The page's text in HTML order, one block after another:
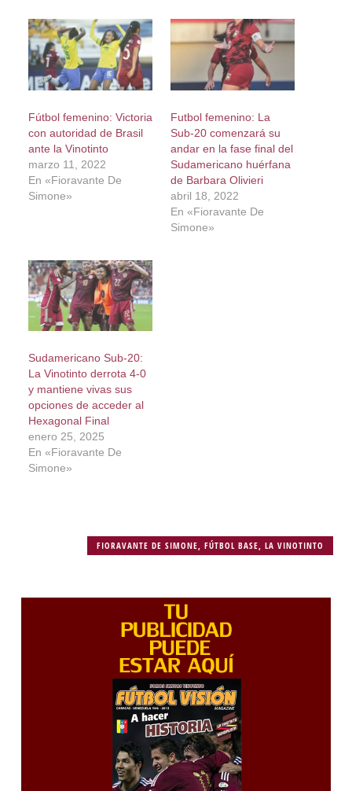
Fútbol femenino: Victoria
con autoridad de Brasil
ante la Vinotinto
marzo 11, 2022
En «Fioravante De
Simone»
Futbol femenino: La
Sub-20 comenzará su
andar en la fase final del
Sudamericano huérfana
de Barbara Olivieri
abril 18, 2022
En «Fioravante De
Simone»
Sudamericano Sub-20:
La Vinotinto derrota 4-0
y mantiene vivas sus
opciones de acceder al
Hexagonal Final
enero 25, 2025
En «Fioravante De
Simone»
FIORAVANTE DE SIMONE ,FÚTBOL BASE ,LA VINOTINTO